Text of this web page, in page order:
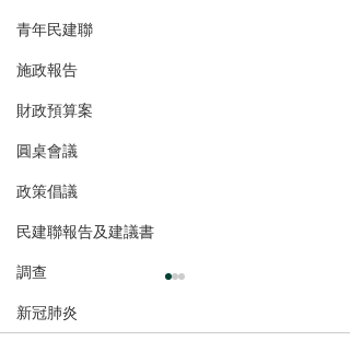
青年民建聯
施政報告
財政預算案
圓桌會議
政策倡議
民建聯報告及建議書
調查
新冠肺炎